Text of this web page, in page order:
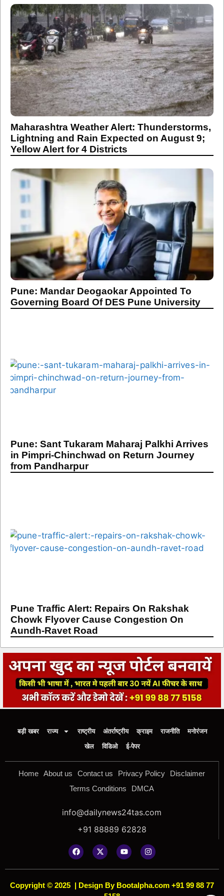
Maharashtra Weather Alert: Thunderstorms,
Lightning and Rain Expected on August 9;
Yellow Alert for 4 Districts
Pune: Mandar Deogaokar Appointed To
Governing Board Of DES Pune University
Pune: Sant Tukaram Maharaj Palkhi Arrives
in Pimpri-Chinchwad on Return Journey
from Pandharpur
Pune Traffic Alert: Repairs On Rakshak
Chowk Flyover Cause Congestion On
Aundh-Ravet Road
बड़ी खबर राज्य राष्ट्रीय अंतर्राष्ट्रीय क्राइम राजनीति
मनोरंजन
खेल
विडिओ ई-पेपर
Home About us Contact us Privacy Policy
Disclaimer
Terms Conditions
DMCA
info@dailynews24tas.com
+91 88889 62828
Copyright © 2025 | Design By Bootalpha.com +91 99 88 77